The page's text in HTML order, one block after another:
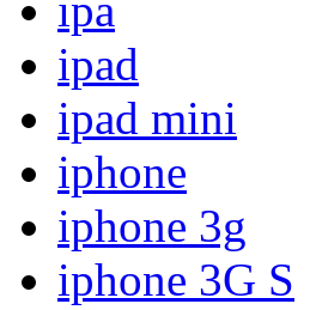
ipad
ipad mini
iphone
iphone 3g
iphone 3G S